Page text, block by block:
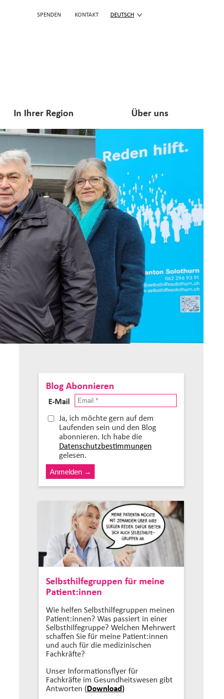
SPENDEN KONTAKT DEUTSCH
In Ihrer Region Über uns
Blog Abonnieren
E-Mail
Ja, ich möchte gern auf dem
Laufenden sein und den Blog
abonnieren. Ich habe die
Datenschutzbestimmungen
gelesen.
Selbsthilfegruppen für meine
Patient:innen
Wie helfen Selbsthilfegruppen meinen
Patient:innen? Was passiert in einer
Selbsthilfegruppe? Welchen Mehrwert
schaffen Sie für meine Patient:innen
und auch für die medizinischen
Fachkräfte?
Unser Informationsflyer für
Fachkräfte im Gesundheitswesen gibt
Antworten (Download)